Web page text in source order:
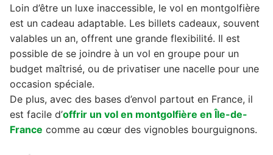
Loin d’être un luxe inaccessible, le vol en montgolfière
est un cadeau adaptable. Les billets cadeaux, souvent
valables un an, offrent une grande flexibilité. Il est
possible de se joindre à un vol en groupe pour un
budget maîtrisé, ou de privatiser une nacelle pour une
occasion spéciale.
De plus, avec des bases d’envol partout en France, il
est facile d’offrir un vol en montgolfière en Île-de-
France comme au cœur des vignobles bourguignons.